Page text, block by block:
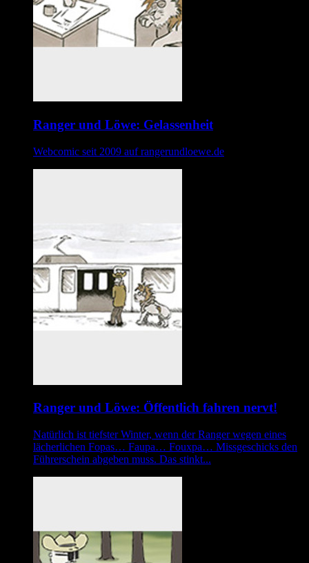
Ranger und Löwe: Gelassenheit
Webcomic seit 2009 auf rangerundloewe.de
Ranger und Löwe: Öffentlich fahren nervt!
Natürlich ist tiefster Winter, wenn der Ranger wegen eines
lächerlichen Fopas… Faupa… Fouxpa… Missgeschicks den
Führerschein abgeben muss. Das stinkt...